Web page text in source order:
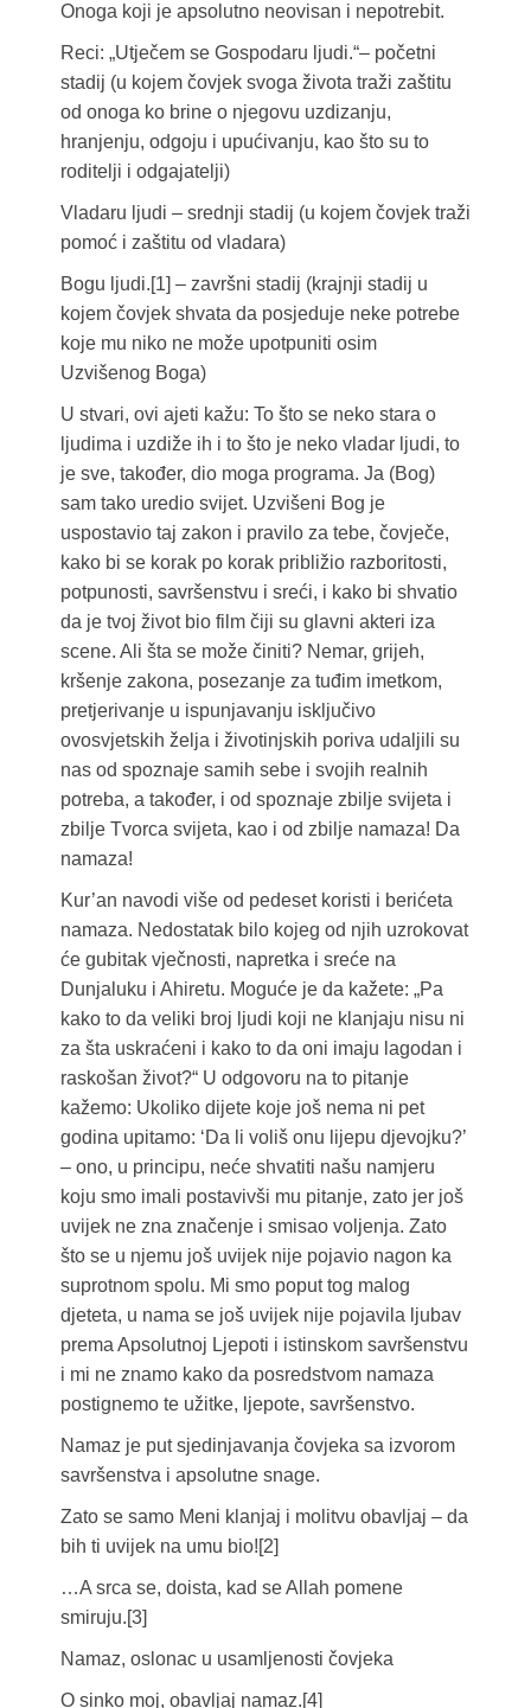
Onoga koji je apsolutno neovisan i nepotrebit.
Reci: „Utječem se Gospodaru ljudi.“– početni
stadij (u kojem čovjek svoga života traži zaštitu
od onoga ko brine o njegovu uzdizanju,
hranjenju, odgoju i upućivanju, kao što su to
roditelji i odgajatelji)
Vladaru ljudi – srednji stadij (u kojem čovjek traži
pomoć i zaštitu od vladara)
Bogu ljudi.[1] – završni stadij (krajnji stadij u
kojem čovjek shvata da posjeduje neke potrebe
koje mu niko ne može upotpuniti osim
Uzvišenog Boga)
U stvari, ovi ajeti kažu: To što se neko stara o
ljudima i uzdiže ih i to što je neko vladar ljudi, to
je sve, također, dio moga programa. Ja (Bog)
sam tako uredio svijet. Uzvišeni Bog je
uspostavio taj zakon i pravilo za tebe, čovječe,
kako bi se korak po korak približio razboritosti,
potpunosti, savršenstvu i sreći, i kako bi shvatio
da je tvoj život bio film čiji su glavni akteri iza
scene. Ali šta se može činiti? Nemar, grijeh,
kršenje zakona, posezanje za tuđim imetkom,
pretjerivanje u ispunjavanju isključivo
ovosvjetskih želja i životinjskih poriva udaljili su
nas od spoznaje samih sebe i svojih realnih
potreba, a također, i od spoznaje zbilje svijeta i
zbilje Tvorca svijeta, kao i od zbilje namaza! Da
namaza!
Kur’an navodi više od pedeset koristi i berićeta
namaza. Nedostatak bilo kojeg od njih uzrokovat
će gubitak vječnosti, napretka i sreće na
Dunjaluku i Ahiretu. Moguće je da kažete: „Pa
kako to da veliki broj ljudi koji ne klanjaju nisu ni
za šta uskraćeni i kako to da oni imaju lagodan i
raskošan život?“ U odgovoru na to pitanje
kažemo: Ukoliko dijete koje još nema ni pet
godina upitamo: ‘Da li voliš onu lijepu djevojku?’
– ono, u principu, neće shvatiti našu namjeru
koju smo imali postavivši mu pitanje, zato jer još
uvijek ne zna značenje i smisao voljenja. Zato
što se u njemu još uvijek nije pojavio nagon ka
suprotnom spolu. Mi smo poput tog malog
djeteta, u nama se još uvijek nije pojavila ljubav
prema Apsolutnoj Ljepoti i istinskom savršenstvu
i mi ne znamo kako da posredstvom namaza
postignemo te užitke, ljepote, savršenstvo.
Namaz je put sjedinjavanja čovjeka sa izvorom
savršenstva i apsolutne snage.
Zato se samo Meni klanjaj i molitvu obavljaj – da
bih ti uvijek na umu bio![2]
…A srca se, doista, kad se Allah pomene
smiruju.[3]
Namaz, oslonac u usamljenosti čovjeka
O sinko moj, obavljaj namaz.[4]